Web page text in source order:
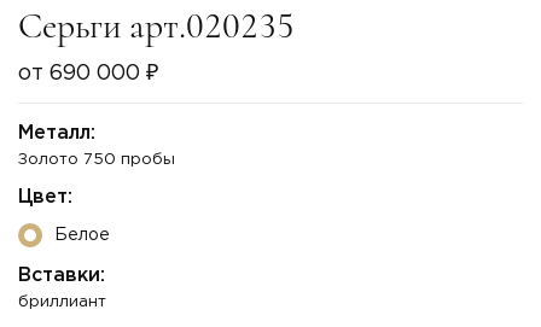
Серьги арт.020235
от 690 000 ₽
Металл:
Золото 750 пробы
Цвет:
Белое
Вставки:
бриллиант